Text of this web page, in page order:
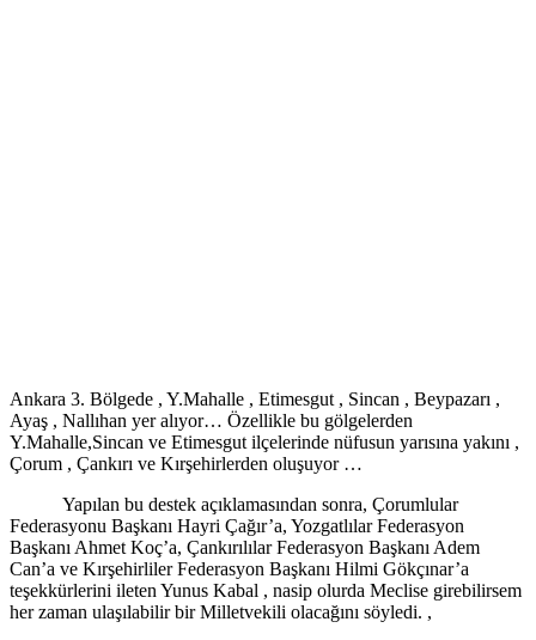
Ankara 3. Bölgede , Y.Mahalle , Etimesgut , Sincan , Beypazarı ,
Ayaş , Nallıhan yer alıyor… Özellikle bu gölgelerden
Y.Mahalle,Sincan ve Etimesgut ilçelerinde nüfusun yarısına yakını ,
Çorum , Çankırı ve Kırşehirlerden oluşuyor …
Yapılan bu destek açıklamasından sonra, Çorumlular
Federasyonu Başkanı Hayri Çağır’a, Yozgatlılar Federasyon
Başkanı Ahmet Koç’a, Çankırılılar Federasyon Başkanı Adem
Can’a ve Kırşehirliler Federasyon Başkanı Hilmi Gökçınar’a
teşekkürlerini ileten Yunus Kabal , nasip olurda Meclise girebilirsem
her zaman ulaşılabilir bir Milletvekili olacağını söyledi. ,